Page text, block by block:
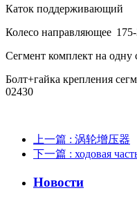
Каток поддерживающий
Колесо направляющее
Сегмент комплект на одну
Болт+гайка крепления
02430
上一篇 : 涡轮增压器
下一篇 : ходовая
Новости